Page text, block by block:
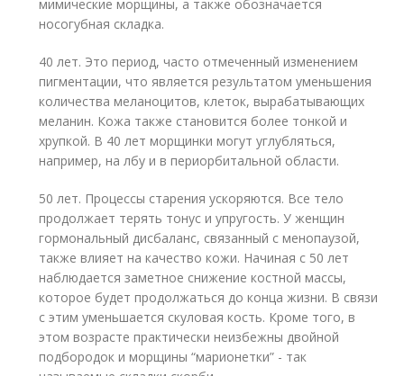
мимические морщины, а также обозначается
носогубная складка.
40 лет. Это период, часто отмеченный изменением
пигментации, что является результатом уменьшения
количества меланоцитов, клеток, вырабатывающих
меланин. Кожа также становится более тонкой и
хрупкой. В 40 лет морщинки могут углубляться,
например, на лбу и в периорбитальной области.
50 лет. Процессы старения ускоряются. Все тело
продолжает терять тонус и упругость. У женщин
гормональный дисбаланс, связанный с менопаузой,
также влияет на качество кожи. Начиная с 50 лет
наблюдается заметное снижение костной массы,
которое будет продолжаться до конца жизни. В связи
с этим уменьшается скуловая кость. Кроме того, в
этом возрасте практически неизбежны двойной
подбородок и морщины “марионетки” - так